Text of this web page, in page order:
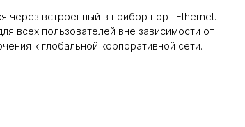
через встроенный в прибор порт Ethernet.
всех пользователей вне зависимости от
к глобальной корпоративной сети.